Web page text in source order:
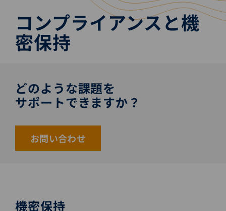
コンプライアンスと機
密保持
どのような課題を
サポートできますか？
お問い合わせ
機密保持